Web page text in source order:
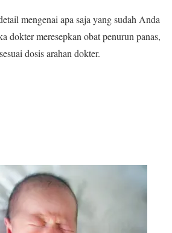
mengenai apa saja yang sudah Anda
dokter meresepkan obat penurun panas,
dosis arahan dokter.